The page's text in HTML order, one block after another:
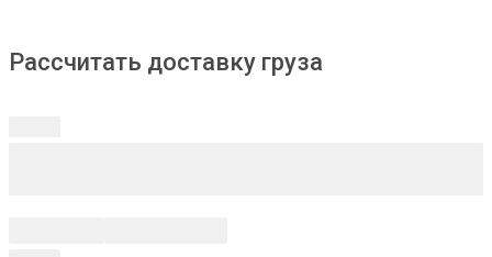
Рассчитать доставку груза